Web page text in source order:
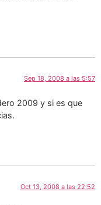
Sep 18, 2008 a las 5:57
2009 y si es que
Oct 13, 2008 a las 22:52